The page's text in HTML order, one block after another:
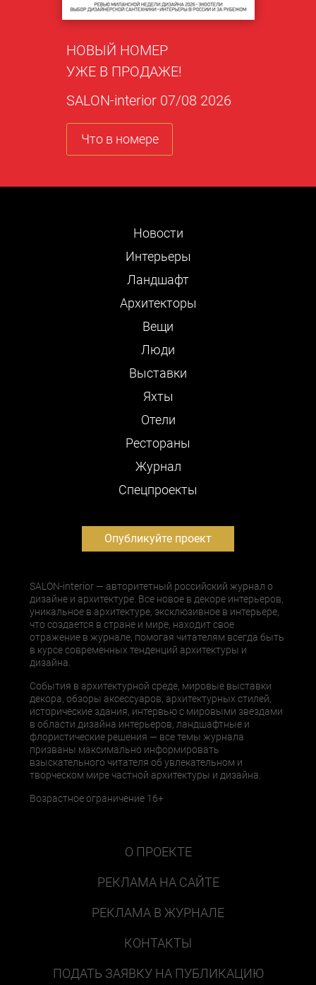
НОВЫЙ НОМЕР
УЖЕ В ПРОДАЖЕ!
SALON-interior 07/08 2026
Что в номере
Новости
Интерьеры
Ландшафт
Архитекторы
Вещи
Люди
Выставки
Яхты
Отели
Рестораны
Журнал
Cпецпроекты
Опубликуйте проект
SALON-interior — авторитетный российский журнал о
дизайне и архитектуре. Все новое в декоре интерьеров,
уникальное в архитектуре, эксклюзивное в интерьере,
что создается в стране и мире, находит свое
отражение в журнале, помогая читателям всегда быть
в курсе современных тенденций архитектуры и
дизайна.
События в архитектурной среде, мировые выставки
декора, обзоры аксессуаров, архитектурных стилей,
исторические здания, интервью с мировыми звездами
в области дизайна интерьеров, ландшафтные и
флористические решения — все темы журнала
призваны максимально информировать
взыскательного читателя об увлекательном и
творческом мире частной архитектуры и дизайна.
Возрастное ограничение 16+
О ПРОЕКТЕ
РЕКЛАМА НА САЙТЕ
РЕКЛАМА В ЖУРНАЛЕ
КОНТАКТЫ
ПОДАТЬ ЗАЯВКУ НА ПУБЛИКАЦИЮ